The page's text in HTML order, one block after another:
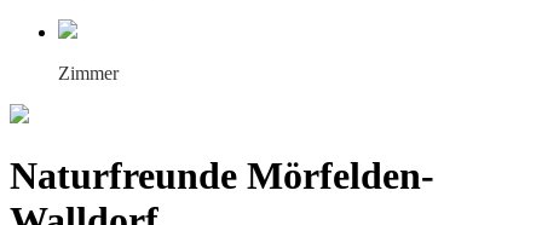
Zimmer
Naturfreunde Mörfelden-